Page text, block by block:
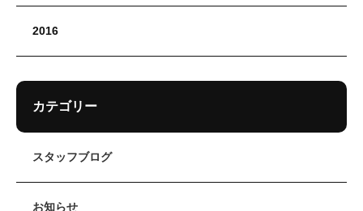
2016
カテゴリー
スタッフブログ
お知らせ